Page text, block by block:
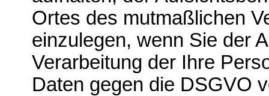
Ortes des mutmaßlichen
einzulegen, wenn Sie der
Verarbeitung der Ihre
Daten gegen die DSGVO